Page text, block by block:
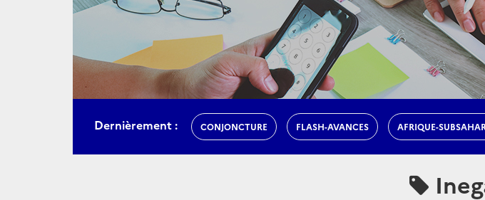
Dernièrement : CONJONCTURE FLASH-AVANCES AFRIQUE-